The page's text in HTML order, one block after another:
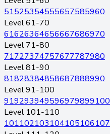
51525354555657585960
Level 61-70
61626364656667686970
Level 71-80
71727374757677787980
Level 81-90
81828384858687888990
Level 91-100
919293949596979899100
Level 101-110
101102103104105106107